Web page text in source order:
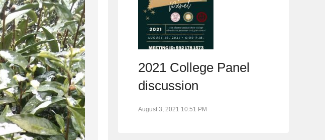
2021 College Panel
discussion
August 3, 2021 10:51 PM